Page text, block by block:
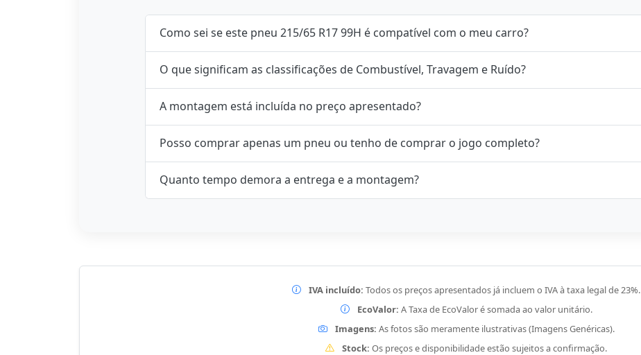
Como sei se este pneu 215/65 R17 99H é compatível com o meu carro?
O que significam as classificações de Combustível, Travagem e Ruído?
A montagem está incluída no preço apresentado?
Posso comprar apenas um pneu ou tenho de comprar o jogo completo?
Quanto tempo demora a entrega e a montagem?
IVA incluído: Todos os preços apresentados já incluem o IVA à taxa legal de 23%.
EcoValor: A Taxa de EcoValor é somada ao valor unitário.
Imagens: As fotos são meramente ilustrativas (Imagens Genéricas).
Stock: Os preços e disponibilidade estão sujeitos a confirmação.